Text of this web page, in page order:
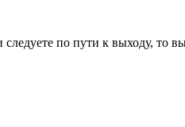
по пути к выходу, то